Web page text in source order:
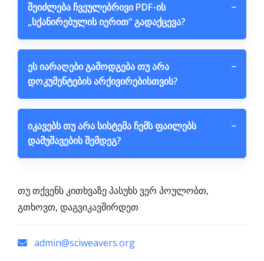
შეიძლება ჩვეულებრივი PDF-ის
„სქანირებულის იერით“ გადაქცევა?
−
ეს იარაღები გამოდგება თუ არა
დოკუმენტების არქივირებისთვის?
−
იკავებს თუ არა სისტემა ჩემს ფაილებს
დამუშავების შემდეგ?
−
თუ თქვენს კითხვაზე პასუხს ვერ პოულობთ,
გთხოვთ, დაგვიკავშირდეთ
admin@sciweavers.org